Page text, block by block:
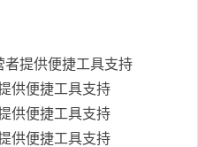
者提供便捷工具支持
供便捷工具支持
供便捷工具支持
供便捷工具支持